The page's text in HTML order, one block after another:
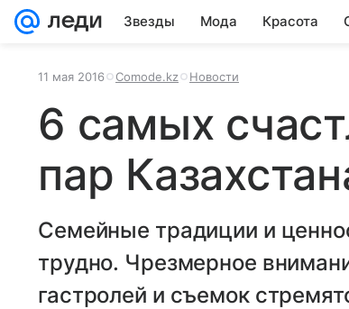
Звезды Мода Красота
11 мая 2016 Comode.kz Новости
6 самых
пар
Семейные традиции и
трудно. Чрезмерное
гастролей и съемок